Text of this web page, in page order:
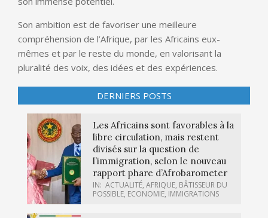
Son ambition est de favoriser une meilleure
compréhension de l’Afrique, par les Africains eux-
mêmes et par le reste du monde, en valorisant la
pluralité des voix, des idées et des expériences.
DERNIERS POSTS
Les Africains sont favorables à la
libre circulation, mais restent
divisés sur la question de
l’immigration, selon le nouveau
rapport phare d’Afrobarometer
IN: ACTUALITÉ, AFRIQUE, BÂTISSEUR DU
POSSIBLE, ECONOMIE, IMMIGRATIONS